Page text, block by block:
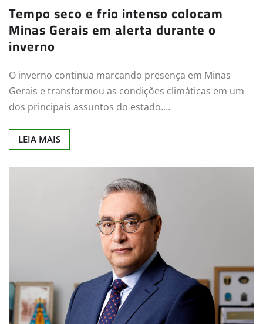
Tempo seco e frio intenso colocam
Minas Gerais em alerta durante o
inverno
O inverno continua marcando presença em Minas
Gerais e transformou as condições climáticas em um
dos principais assuntos do estado.…
LEIA MAIS